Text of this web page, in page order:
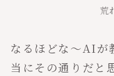
荒
なるほどな〜AIが
当にその通りだと